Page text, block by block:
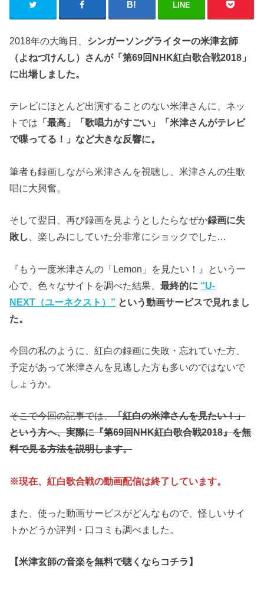
LINE
2018年の大晦日、 シンガーソングライターの米津玄師
（よねづけんし）さんが「第69回NHK紅白歌合戦2018」
に出場しました。
テレビにほとんど出演することのない米津さんに、ネッ
トでは 「最高」「歌唱力がすごい」「米津さんがテレビ
で喋ってる！」など大きな反響に。
筆者も録画しながら米津さんを視聴し、米津さんの生歌
唱に大興奮。
そして翌日、再び録画を見ようとしたらなぜか録画に失
敗し
、楽しみにしていた分非常にショックでした…
『もう一度米津さんの「Lemon」を見たい！』という一
心で、色々なサイトを調べた結果、最終的に “U-
NEXT（ユーネクスト）” という動画サービスで見れまし
た。
今回の私のように、紅白の録画に失敗・忘れていた方、
予定があって米津さんを見逃した方も多いのではないで
しょうか。
そこで今回の記事では、「紅白の米津さんを見たい！」
という方へ、実際に『第69回NHK紅白歌合戦2018』を無
料で見る方法を説明します。
※現在、紅白歌合戦の動画配信は終了しています。
また、使った動画サービスがどんなもので、怪しいサイ
トかどうか評判・口コミも調べました。
【米津玄師の音楽を無料で聴くならコチラ】